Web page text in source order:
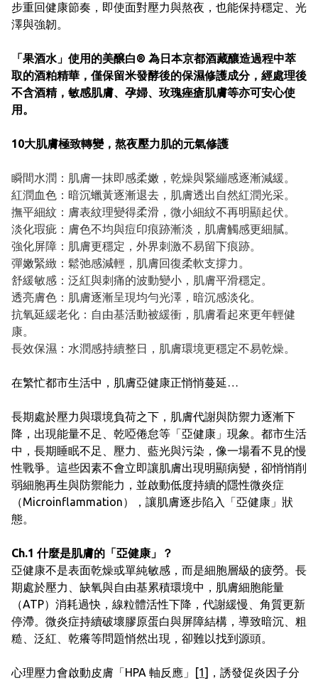
步重回健康節奏，即使面對壓力與熬夜，也能保持穩定、光
澤與強韌。
「果酒水」使用的美醸白® 為日本京都酒藏釀造過程中萃
取的酒粕精華，僅保留米發酵後的保濕修護成分，經處理後
不含酒精，敏感肌膚、孕婦、玫瑰痤瘡肌膚等亦可安心使
用。
10大肌膚極致轉變，熬夜壓力肌的元氣修護
瞬間水潤：肌膚一抹即感柔嫩，乾燥與緊繃感逐漸減緩。
紅潤血色：暗沉蠟黃逐漸退去，肌膚透出自然紅潤光采。
撫平細紋：膚表紋理變得柔滑，微小細紋不再明顯起伏。
淡化瑕疵：膚色不均與痘印痕跡漸淡，肌膚觸感更細膩。
強化屏障：肌膚更穩定，外界刺激不易留下痕跡。
彈嫩緊緻：鬆弛感減輕，肌膚回復柔軟支撐力。
舒緩敏感：泛紅與刺痛的波動變小，肌膚平滑穩定。
透亮膚色：肌膚逐漸呈現均勻光澤，暗沉感淡化。
抗氧延緩老化：自由基活動被緩衝，肌膚看起來更年輕健
康。
長效保濕：水潤感持續整日，肌膚環境更穩定不易乾燥。
在繁忙都市生活中，肌膚亞健康正悄悄蔓延…
長期處於壓力與環境負荷之下，肌膚代謝與防禦力逐漸下
降，出現能量不足、乾啞倦怠等「亞健康」現象。都市生活
中，長期睡眠不足、壓力、藍光與污染，像一場看不見的慢
性戰爭。這些因素不會立即讓肌膚出現明顯病變，卻悄悄削
弱細胞再生與防禦能力，並啟動低度持續的隱性微炎症
（Microinflammation），讓肌膚逐步陷入「亞健康」狀
態。
Ch.1 什麼是肌膚的「亞健康」？
亞健康不是表面乾燥或單純敏感，而是細胞層級的疲勞。長
期處於壓力、缺氧與自由基累積環境中，肌膚細胞能量
（ATP）消耗過快，線粒體活性下降，代謝緩慢、角質更新
停滯。微炎症持續破壞膠原蛋白與屏障結構，導致暗沉、粗
糙、泛紅、乾癢等問題悄然出現，卻難以找到源頭。
心理壓力會啟動皮膚「HPA 軸反應」 [1] ，誘發促炎因子分